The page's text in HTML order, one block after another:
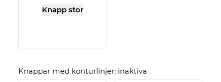
Knapp stor
Knappar med konturlinjer: inaktiva